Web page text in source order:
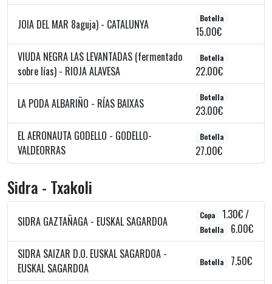
JOIA DEL MAR 8aguja) - CATALUNYA Botella
15.00€
VIUDA NEGRA LAS LEVANTADAS (fermentado
sobre lías) - RIOJA ALAVESA
Botella
22.00€
LA PODA ALBARIÑO - RÍAS BAIXAS Botella
23.00€
EL AERONAUTA GODELLO - GODELLO-
VALDEORRAS
Botella
27.00€
Sidra - Txakoli
SIDRA GAZTAÑAGA - EUSKAL SAGARDOA Copa 1.30€ /
Botella
6.00€
SIDRA SAIZAR D.O. EUSKAL SAGARDOA -
EUSKAL SAGARDOA
Botella 7.50€